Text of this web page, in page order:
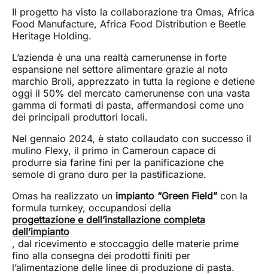
Il progetto ha visto la collaborazione tra Omas, Africa
Food Manufacture, Africa Food Distribution e Beetle
Heritage Holding.
L’azienda è una una realtà camerunense in forte
espansione nel settore alimentare grazie al noto
marchio Broli, apprezzato in tutta la regione e detiene
oggi il 50% del mercato camerunense con una vasta
gamma di formati di pasta, affermandosi come uno
dei principali produttori locali.
Nel gennaio 2024, è stato collaudato con successo il
mulino Flexy, il primo in Cameroun capace di
produrre sia farine fini per la panificazione che
semole di grano duro per la pastificazione.
Omas ha realizzato un impianto “Green Field” con la
formula turnkey, occupandosi della
progettazione e dell’installazione completa
dell’impianto
, dal ricevimento e stoccaggio delle materie prime
fino alla consegna dei prodotti finiti per
l’alimentazione delle linee di produzione di pasta.